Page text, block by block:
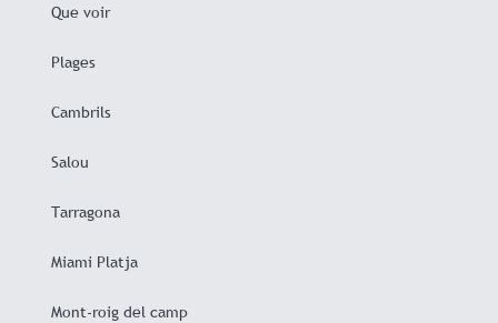
Que voir
Plages
Cambrils
Salou
Tarragona
Miami Platja
Mont-roig del camp